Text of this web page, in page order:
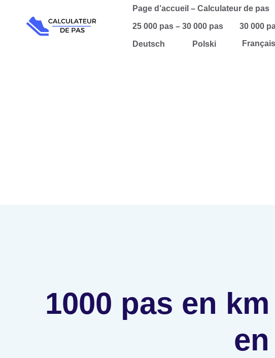
Page d’accueil – Calculateur de pas
25 000 pas – 30 000 pas 30 000
Deutsch Polski Français
1000 pas en